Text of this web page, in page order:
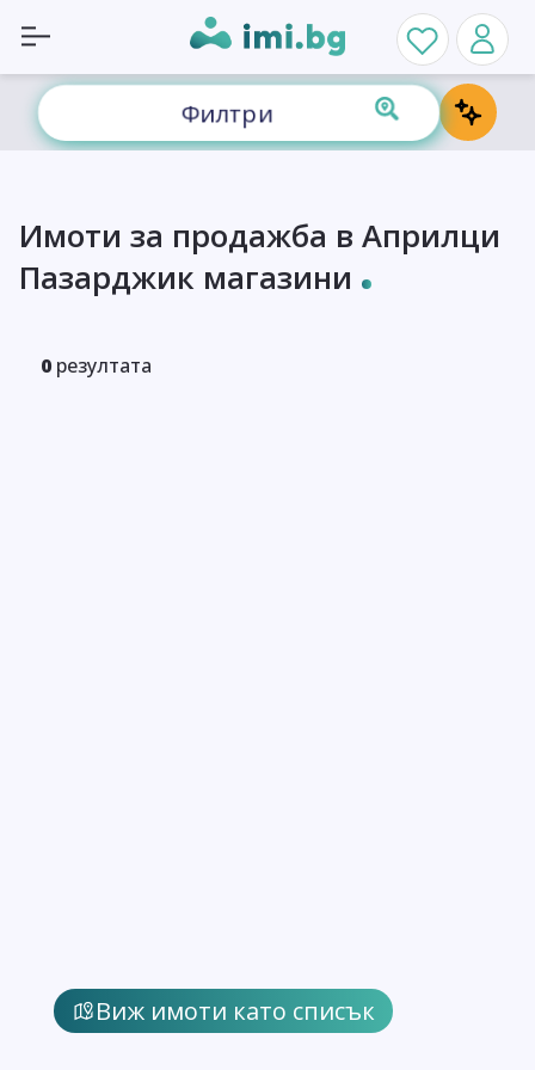
Филтри
Виж имоти като списък
Имоти за продажба в Априлци
Пазарджик магазини
0 резултата